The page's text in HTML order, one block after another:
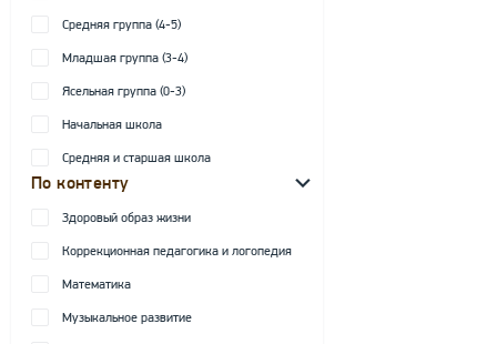
Средняя группа (4-5)
Младшая группа (3-4)
Ясельная группа (0-3)
Начальная школа
Средняя и старшая школа
По контенту
Здоровый образ жизни
Коррекционная педагогика и логопедия
Математика
Музыкальное развитие